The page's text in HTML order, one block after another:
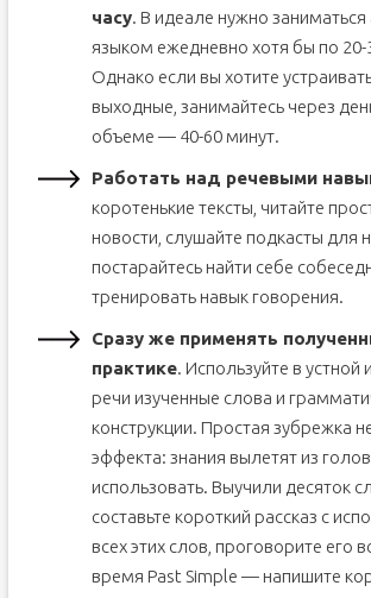
часу. В идеале нужно заниматься
языком ежедневно хотя бы по 20-
Однако если вы хотите
выходные, занимайтесь через
объеме — 40-60 минут.
Работать над речевыми
коротенькие тексты, читайте
новости, слушайте подкасты для
постарайтесь найти себе
тренировать навык говорения.
Сразу же применять
практике. Используйте в устной
речи изученные слова и
конструкции. Простая зубрежка
эффекта: знания вылетят из
использовать. Выучили десяток
составьте короткий рассказ с
всех этих слов, проговорите его
время Past Simple — напишите